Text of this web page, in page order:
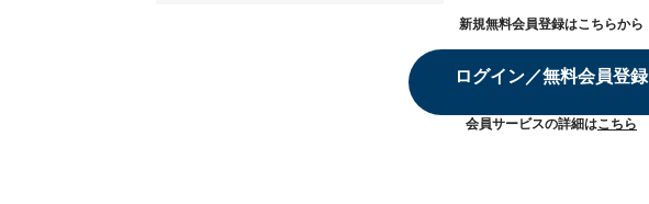
新規無料会員登録はこちらから
ログイン／無料会員登録
会員サービスの詳細はこちら